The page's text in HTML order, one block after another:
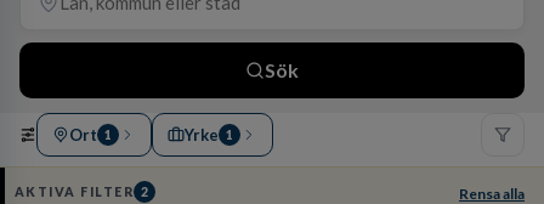
Sök
Ort 1 Yrke 1
AKTIVA FILTER 2 Rensa alla